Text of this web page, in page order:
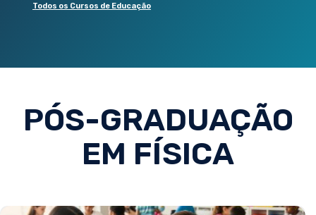
Todos os Cursos de Educação
PÓS-GRADUAÇÃO
EM FÍSICA